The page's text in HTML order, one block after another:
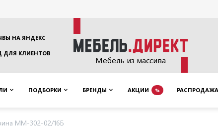
Мебель из массива
НА ЯНДЕКС
ДЛЯ КЛИЕНТОВ
ПОДБОРКИ БРЕНДЫ АКЦИИ % РАСПРОДАЖА
ММ-302-02/16Б